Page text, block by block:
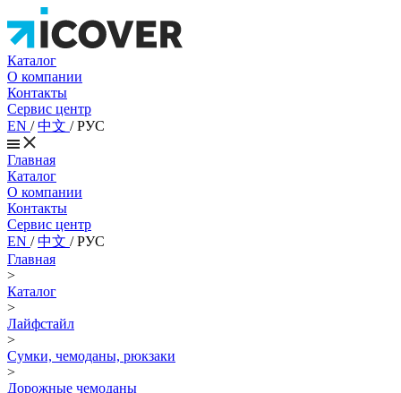
Каталог
О компании
Контакты
Сервис центр
EN /中文 /РУС
Главная
Каталог
О компании
Контакты
Сервис центр
EN /中文 /РУС
Главная
>
Каталог
>
Лайфстайл
>
Сумки, чемоданы, рюкзаки
>
Дорожные чемоданы